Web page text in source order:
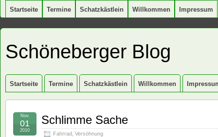
Startseite Termine Schatzkästlein Willkommen Impressum
Schöneberger Blog
Startseite Termine Schatzkästlein Willkommen
Schlimme Sache
Fahrrad Versöhnung
Nov.
01
2010